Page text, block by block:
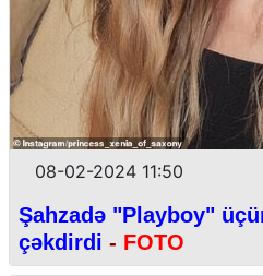
08-02-2024 11:50
Şahzadə "Playboy"
çəkdirdi - FOTO